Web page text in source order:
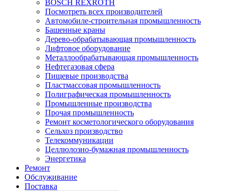
BOSCH REXROTH
Посмотреть всех производителей
Автомобиле-строительная промышленность
Башенные краны
Дерево-обрабатывающая промышленность
Лифтовое оборудование
Металлообрабатывающая промышленность
Нефтегазовая сфера
Пищевые производства
Пластмассовая промышленность
Полиграфическая промышленность
Промышленные производства
Прочая промышленность
Ремонт косметологического оборудования
Сельхоз производство
Телекоммуникации
Целлюлозно-бумажная промышленность
Энергетика
Ремонт
Обслуживание
Поставка